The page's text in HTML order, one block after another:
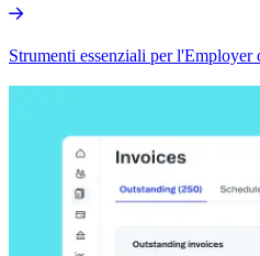
Strumenti essenziali per